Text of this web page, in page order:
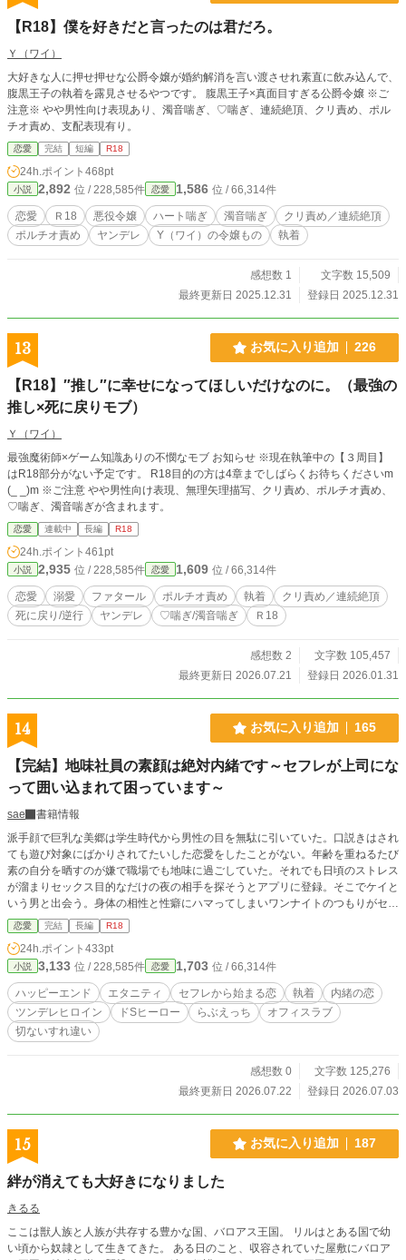
【R18】僕を好きだと言ったのは君だろ。
Ｙ（ワイ）
大好きな人に押せ押せな公爵令嬢が婚約解消を言い渡させれ素直に飲み込んで、
腹黒王子の執着を露見させるやつです。 腹黒王子×真面目すぎる公爵令嬢 ※ご
注意※ やや男性向け表現あり、濁音喘ぎ、♡喘ぎ、連続絶頂、クリ責め、ポル
チオ責め、支配表現有り。
恋愛 完結 短編 R18
24h.ポイント 468pt
小説 2,892 位 / 228,585件 恋愛 1,586 位 / 66,314件
恋愛 Ｒ18 悪役令嬢 ハート喘ぎ 濁音喘ぎ
クリ責め／連続絶頂
ポルチオ責め
ヤンデレ Y（ワイ）の令嬢もの 執着
感想数 1
文字数 15,509
最終更新日 2025.12.31
登録日 2025.12.31
13 お気に入り追加 226
【R18】″推し″に幸せになってほしいだけなのに。（最強の
推し×死に戻りモブ）
Ｙ（ワイ）
最強魔術師×ゲーム知識ありの不憫なモブ お知らせ ※現在執筆中の【３周目】
はR18部分がない予定です。 R18目的の方は4章までしばらくお待ちくださいm
(_ _)m ※ご注意 やや男性向け表現、無理矢理描写、クリ責め、ポルチオ責め、
♡喘ぎ、濁音喘ぎが含まれます。
恋愛 連載中 長編 R18
24h.ポイント 461pt
小説 2,935 位 / 228,585件 恋愛 1,609 位 / 66,314件
恋愛 溺愛 ファタール ポルチオ責め 執着
クリ責め／連続絶頂
死に戻り/逆行
ヤンデレ ♡喘ぎ/濁音喘ぎ Ｒ18
感想数 2
文字数 105,457
最終更新日 2026.07.21
登録日 2026.01.31
14 お気に入り追加 165
【完結】地味社員の素顔は絶対内緒です～セフレが上司にな
って囲い込まれて困っています～
sae
書籍情報
派手顔で巨乳な美郷は学生時代から男性の目を無駄に引いていた。口説きはされ
ても遊び対象にばかりされてたいした恋愛をしたことがない。年齢を重ねるたび
素の自分を晒すのが嫌で職場でも地味に過ごしていた。それでも日頃のストレス
が溜まりセックス目的なだけの夜の相手を探そうとアプリに登録。そこでケイと
いう男と出会う。身体の相性と性癖にハマってしまいワンナイトのつもりがセフ
レ関係に。日中は地味に、夜だけ自分を解放して過ごす美郷だが、新しく配属さ
れてきた上司のその顔に心当たりがある。まさか――？ それでも信じられな
い、ドSな性格のケイと穏やかで優しそうな好感度百点の上司は似ても似つかな
い。 同一人物？ 他人の空似？ それよりなにより、自分の正体が絶対にバレ
るわけにはいかない！ 昼と夜、お互い素顔を隠しながらもやめられない関係。
芽生えていく思い、無視できない感情……美郷にとってのはじめての恋が始まっ
てしまうのだが、ケイにはなにか秘密がありそうで……。
恋愛 完結 長編 R18
24h.ポイント 433pt
小説 3,133 位 / 228,585件 恋愛 1,703 位 / 66,314件
ハッピーエンド エタニティ セフレから始まる恋 執着
内緒の恋
ツンデレヒロイン
ドSヒーロー らぶえっち
オフィスラブ
切ないすれ違い
感想数 0
文字数 125,276
最終更新日 2026.07.22
登録日 2026.07.03
15 お気に入り追加 187
絆が消えても大好きになりました
きるる
ここは獣人族と人族が共存する豊かな国、バロアス王国。 リルはとある国で幼
い頃から奴隷として生きてきた。 ある日のこと、収容されていた屋敷にバロア